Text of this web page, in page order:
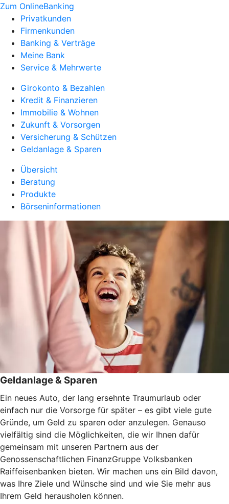
Zum OnlineBanking
Privatkunden
Firmenkunden
Banking & Verträge
Meine Bank
Service & Mehrwerte
Girokonto & Bezahlen
Kredit & Finanzieren
Immobilie & Wohnen
Zukunft & Vorsorgen
Versicherung & Schützen
Geldanlage & Sparen
Übersicht
Beratung
Produkte
Börseninformationen
Geldanlage & Sparen
Ein neues Auto, der lang ersehnte Traumurlaub oder
einfach nur die Vorsorge für später – es gibt viele gute
Gründe, um Geld zu sparen oder anzulegen. Genauso
vielfältig sind die Möglichkeiten, die wir Ihnen dafür
gemeinsam mit unseren Partnern aus der
Genossenschaftlichen FinanzGruppe Volksbanken
Raiffeisenbanken bieten. Wir machen uns ein Bild davon,
was Ihre Ziele und Wünsche sind und wie Sie mehr aus
Ihrem Geld herausholen können.